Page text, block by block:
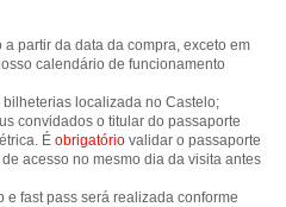
partir da data da compra, exceto em
calendário de funcionamento
localizada no Castelo;
convidados o titular do passaporte
É obrigatório validar o passaporte
acesso no mesmo dia da visita antes
e fast pass será realizada conforme